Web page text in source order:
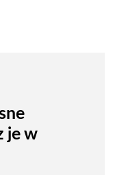
je w